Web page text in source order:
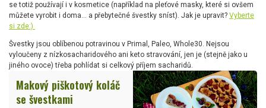
se totiž používají i v kosmetice (například na pleťové masky, které si ovšem
můžete vyrobit i doma… a přebytečné švestky sníst). Jak je upravit? Vyberte
si zde:)
Švestky jsou oblíbenou potravinou v Primal, Paleo, Whole30. Nejsou
vyloučeny z nízkosacharidového ani keto stravování, jen je (stejně jako u
jiného ovoce) třeba pohlídat si celkový příjem sacharidů.
Makový piškotový koláč
se švestkami